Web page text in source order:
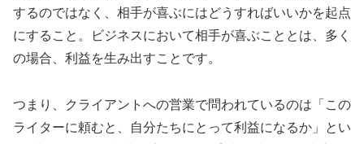
するのではなく、相手が喜ぶにはどうすればいいかを起点
にすること。ビジネスにおいて相手が喜ぶこととは、多く
の場合、利益を生み出すことです。
つまり、クライアントへの営業で問われているのは「この
ライターに頼むと、自分たちにとって利益になるか」とい